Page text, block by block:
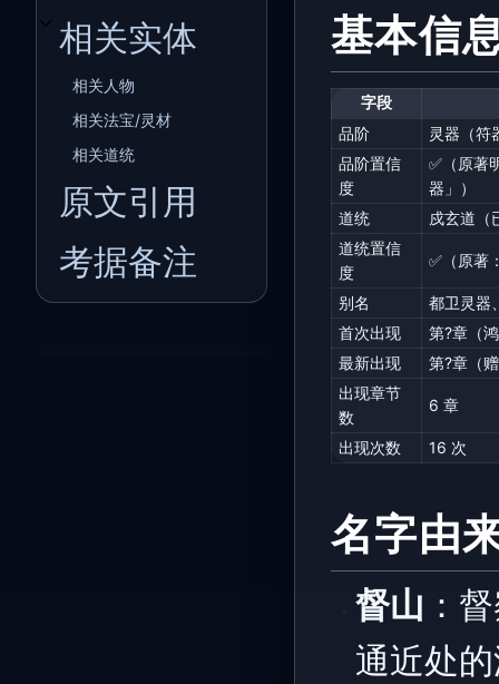
相关实体
开关相关实体子章节
相关人物
相关法宝/灵材
相关道统
原文引用
考据备注
基本信
字段
品阶
灵器（符
品阶置信
度
✅（原著
器」）
道统
戍玄道（
道统置信
度
✅（原著
别名
都卫灵器
首次出现
第?章（
最新出现
第?章（
出现章节
数
6 章
出现次数 16 次
名字由
督山 ：
通近处